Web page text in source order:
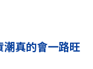
真的會一路旺